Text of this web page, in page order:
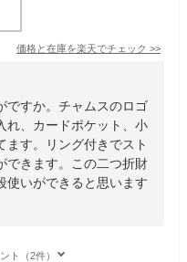
価格と在庫を楽天でチェック >>
ですか。チャムスのロゴ
れ、カードポケット、小
ます。リング付きでスト
できます。この二つ折財
使いができると思います
ト（2件）